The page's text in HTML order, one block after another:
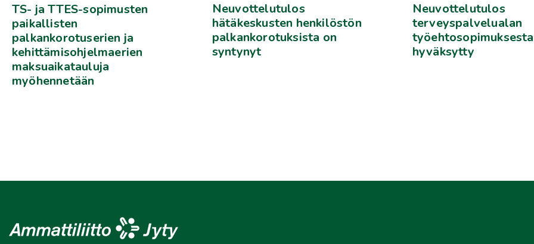
TS- ja TTES-sopimusten
paikallisten
palkankorotuserien ja
kehittämisohjelmaerien
maksuaikatauluja
myöhennetään
Neuvottelutulos
hätäkeskusten henkilöstön
palkankorotuksista on
syntynyt
Neuvottelutulos
terveyspalvelualan
hyväksytty